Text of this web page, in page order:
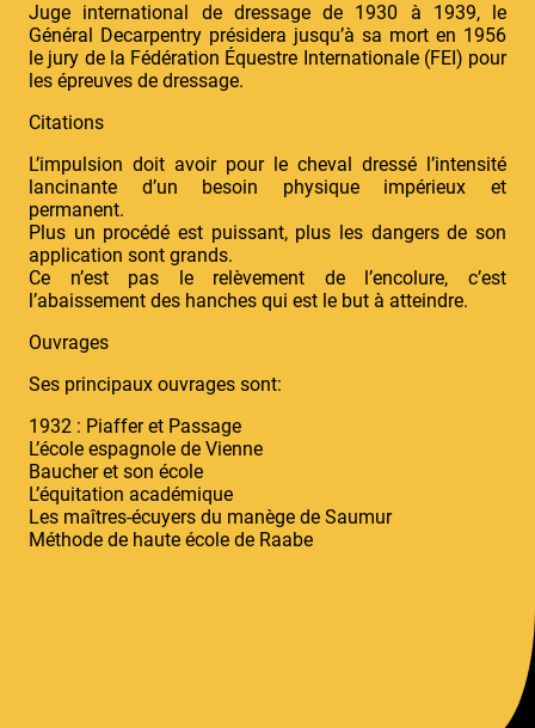
Juge international de dressage de 1930 à 1939, le
Général Decarpentry présidera jusqu’à sa mort en 1956
le jury de la Fédération Équestre Internationale (FEI) pour
les épreuves de dressage.
Citations
L’impulsion doit avoir pour le cheval dressé l’intensité
lancinante d’un besoin physique impérieux et
permanent.
Plus un procédé est puissant, plus les dangers de son
application sont grands.
Ce n’est pas le relèvement de l’encolure, c’est
l’abaissement des hanches qui est le but à atteindre.
Ouvrages
Ses principaux ouvrages sont:
1932 : Piaffer et Passage
L’école espagnole de Vienne
Baucher et son école
L’équitation académique
Les maîtres-écuyers du manège de Saumur
Méthode de haute école de Raabe